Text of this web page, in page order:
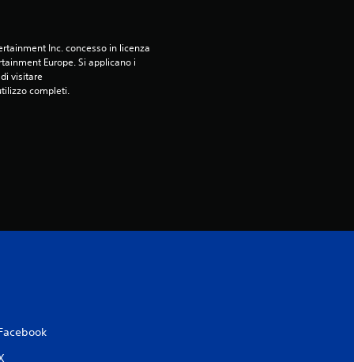
Inc. concesso in licenza
Europe. Si applicano i
visitare
completi.